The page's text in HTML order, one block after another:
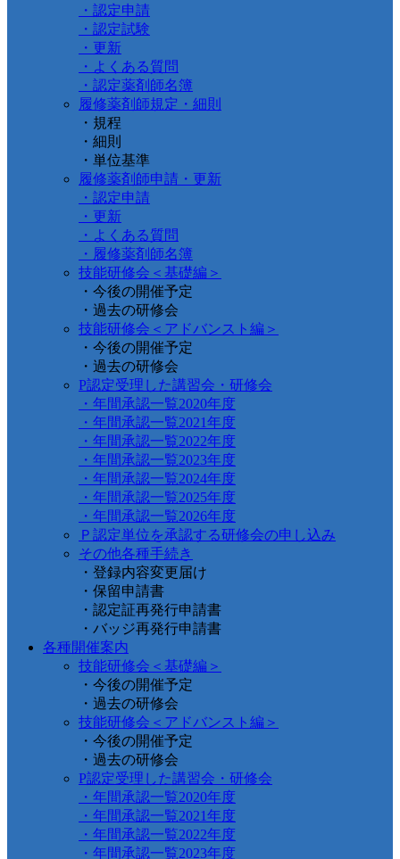
・認定申請
・認定試験
・更新
・よくある質問
・認定薬剤師名簿
履修薬剤師規定・細則
・規程
・細則
・単位基準
履修薬剤師申請・更新
・認定申請
・更新
・よくある質問
・履修薬剤師名簿
技能研修会＜基礎編＞
・今後の開催予定
・過去の研修会
技能研修会＜アドバンスト編＞
・今後の開催予定
・過去の研修会
P認定受理した講習会・研修会
・年間承認一覧2020年度
・年間承認一覧2021年度
・年間承認一覧2022年度
・年間承認一覧2023年度
・年間承認一覧2024年度
・年間承認一覧2025年度
・年間承認一覧2026年度
Ｐ認定単位を承認する研修会の申し込み
その他各種手続き
・登録内容変更届け
・保留申請書
・認定証再発行申請書
・バッジ再発行申請書
各種開催案内
技能研修会＜基礎編＞
・今後の開催予定
・過去の研修会
技能研修会＜アドバンスト編＞
・今後の開催予定
・過去の研修会
P認定受理した講習会・研修会
・年間承認一覧2020年度
・年間承認一覧2021年度
・年間承認一覧2022年度
・年間承認一覧2023年度